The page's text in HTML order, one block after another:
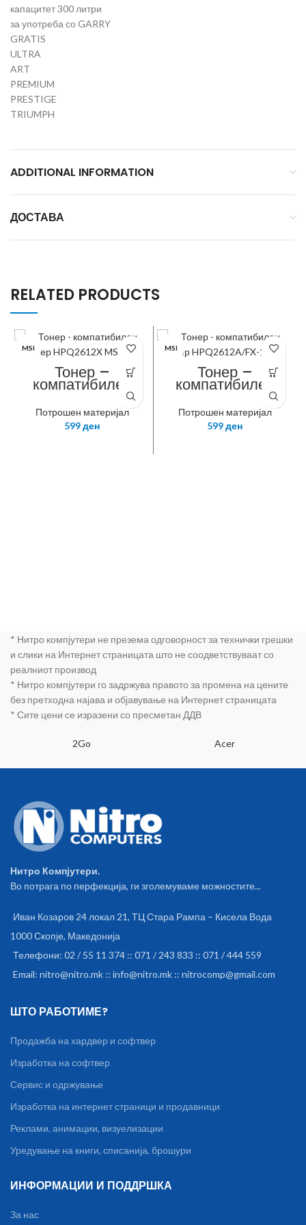
капацитет 300 литри
за употреба со GARRY
GRATIS
ULTRA
ART
PREMIUM
PRESTIGE
TRIUMPH
ADDITIONAL INFORMATION
ДОСТАВА
RELATED PRODUCTS
MSI
Тонер –
компатибилен
тонер HPQ2612X
MS IND.
Потрошен материјал
599ден
MSI
Тонер –
компатибилен
тонер
HPQ2612A/FX-
10 MS
Потрошен материјал
599ден
* Нитро компјутери не презема одговорност за технички грешки
и слики на Интернет страницата што не соодветствуваат со
реалниот производ
* Нитро компјутери го задржува правото за промена на цените
без претходна најава и објавување на Интернет страницата
* Сите цени се изразени со пресметан ДДВ
2Go Acer
Нитро Компјутери.
Во потрага по перфекција, ги зголемуваме можностите...
Иван Козаров 24 локал 21, ТЦ Стара Рампа – Кисела Вода
1000 Скопје, Македонија
Телефони: 02 / 55 11 374 :: 071 / 243 833 :: 071 / 444 559
Email: nitro@nitro.mk :: info@nitro.mk :: nitrocomp@gmail.com
ШТО РАБОТИМЕ?
Продажба на хардвер и софтвер
Изработка на софтвер
Сервис и одржување
Изработка на интернет страници и продавници
Реклами, анимации, визуелизации
Уредување на книги, списанија, брошури
ИНФОРМАЦИИ И ПОДДРШКА
За нас